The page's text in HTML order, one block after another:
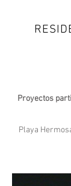
Proyectos
Playa